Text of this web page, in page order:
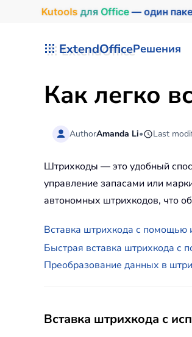
Kutools для Office— один
ExtendOfficeРешения
Как легко
AuthorAmanda Li• Last
Штрихкоды — это удобный
управление запасами или
автономных штрихкодов, что
Вставка штрихкода с помощью
Быстрая вставка штрихкода с
Преобразование данных в
Вставка штрихкода с